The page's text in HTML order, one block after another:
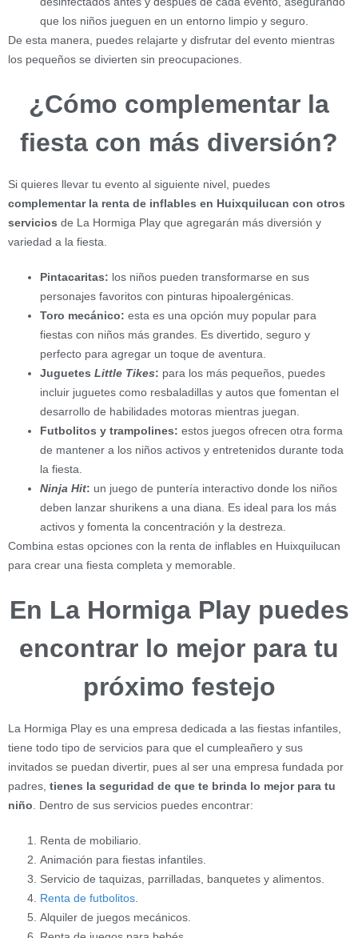
que los niños jueguen en un entorno limpio y seguro.
De esta manera, puedes relajarte y disfrutar del evento mientras
los pequeños se divierten sin preocupaciones.
¿Cómo complementar la
fiesta con más diversión?
Si quieres llevar tu evento al siguiente nivel, puedes
complementar la renta de inflables en Huixquilucan con otros
servicios de La Hormiga Play que agregarán más diversión y
variedad a la fiesta.
Pintacaritas: los niños pueden transformarse en sus
personajes favoritos con pinturas hipoalergénicas.
Toro mecánico: esta es una opción muy popular para
fiestas con niños más grandes. Es divertido, seguro y
perfecto para agregar un toque de aventura.
Juguetes Little Tikes: para los más pequeños, puedes
incluir juguetes como resbaladillas y autos que fomentan el
desarrollo de habilidades motoras mientras juegan.
Futbolitos y trampolines: estos juegos ofrecen otra forma
de mantener a los niños activos y entretenidos durante toda
la fiesta.
Ninja Hit: un juego de puntería interactivo donde los niños
deben lanzar shurikens a una diana. Es ideal para los más
activos y fomenta la concentración y la destreza.
Combina estas opciones con la renta de inflables en Huixquilucan
para crear una fiesta completa y memorable.
En La Hormiga Play puedes
encontrar lo mejor para tu
próximo festejo
La Hormiga Play es una empresa dedicada a las fiestas infantiles,
tiene todo tipo de servicios para que el cumpleañero y sus
invitados se puedan divertir, pues al ser una empresa fundada por
padres, tienes la seguridad de que te brinda lo mejor para tu
niño . Dentro de sus servicios puedes encontrar:
Renta de mobiliario.
Animación para fiestas infantiles.
Servicio de taquizas, parrilladas, banquetes y alimentos.
Renta de futbolitos
Alquiler de juegos mecánicos.